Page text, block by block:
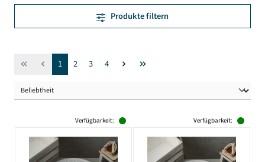
Produkte filtern
Seite
1 Seite
2 Seite
3 Seite
4
Verfügbarkeit: Verfügbarkeit: